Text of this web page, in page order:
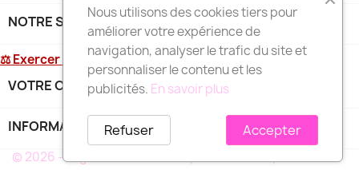
NOTRE SOCIÉTÉ
⚖ Exercer mon droit de rétractation
VOTRE COMPTE
INFORMATIONS
© 2026 - Logiciel e-commerce par PrestaShop™
Nous utilisons des cookies tiers pour
améliorer votre expérience de
navigation, analyser le trafic du site et
personnaliser le contenu et les
publicités. En savoir plus
Accepter
Refuser